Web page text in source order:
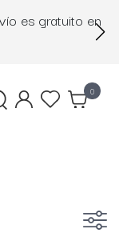
es gratuito en
0